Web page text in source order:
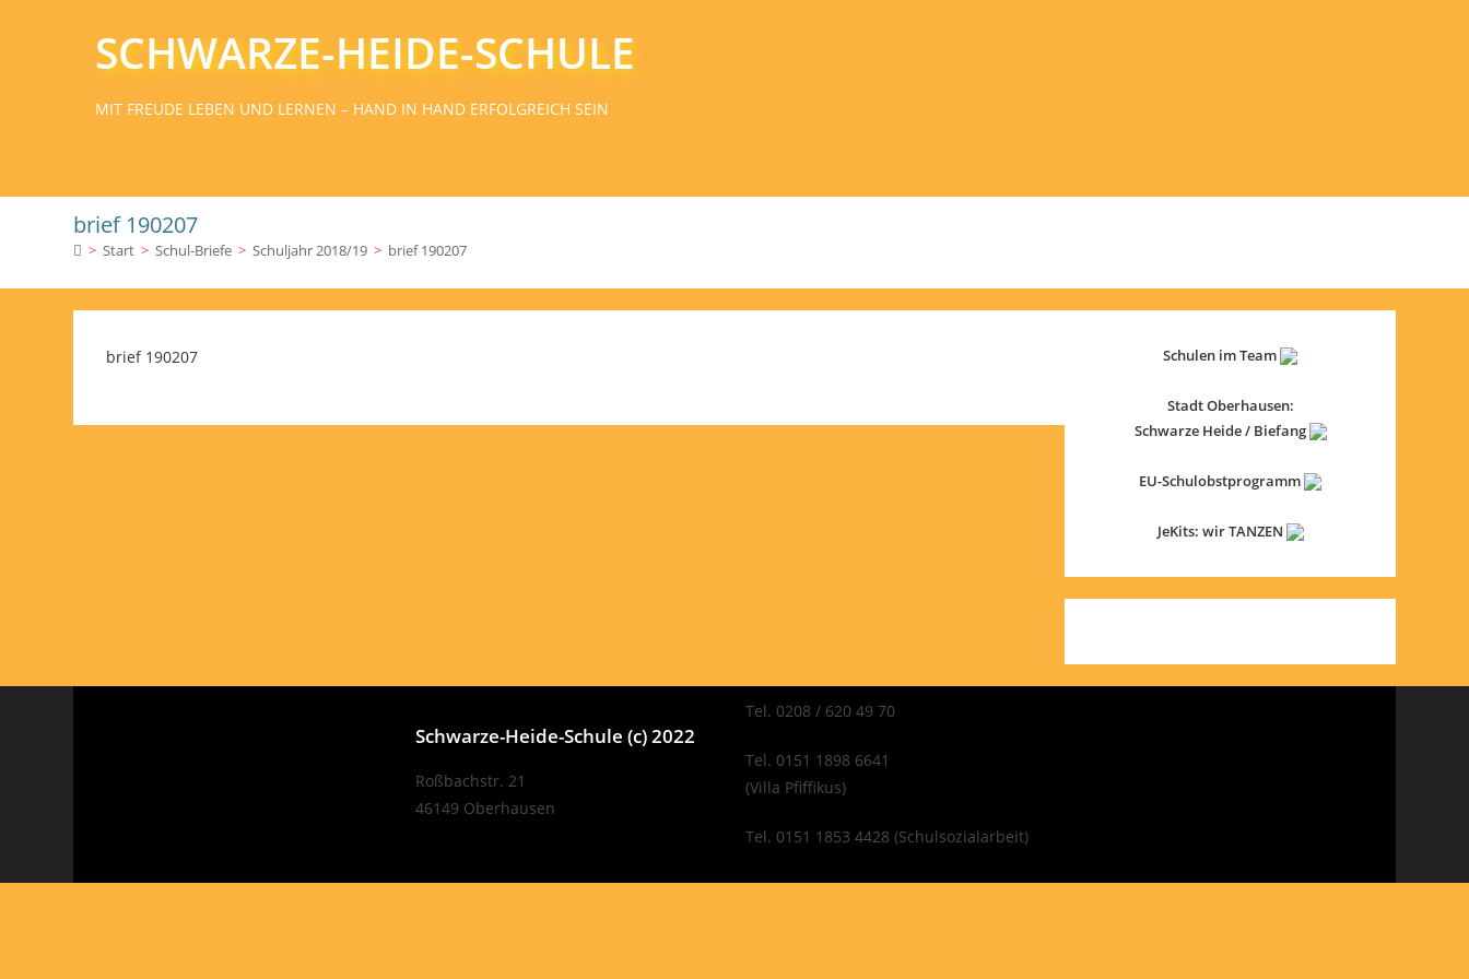
SCHWARZE-HEIDE-SCHULE
MIT FREUDE LEBEN UND LERNEN – HAND IN HAND ERFOLGREICH SEIN
brief 190207
> Start > Schul-Briefe > Schuljahr 2018/19 > brief 190207
brief 190207 Schulen im Team
Stadt Oberhausen:
Schwarze Heide / Biefang
EU-Schulobstprogramm
JeKits: wir TANZEN
Schwarze-Heide-Schule (c) 2022
Roßbachstr. 21
46149 Oberhausen
Tel. 0208 / 620 49 70
Tel. 0151 1898 6641
(Villa Pfiffikus)
Tel. 0151 1853 4428 (Schulsozialarbeit)